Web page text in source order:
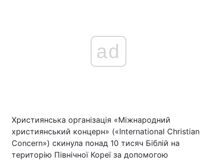
ad
Християнська організація «Міжнародний
християнський концерн» («International Christian
Concern») скинула понад 10 тисяч Біблій на
територію Північної Кореї за допомогою